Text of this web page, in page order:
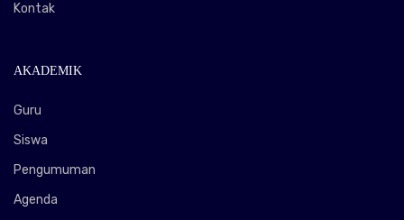
Kontak
AKADEMIK
Guru
Siswa
Pengumuman
Agenda